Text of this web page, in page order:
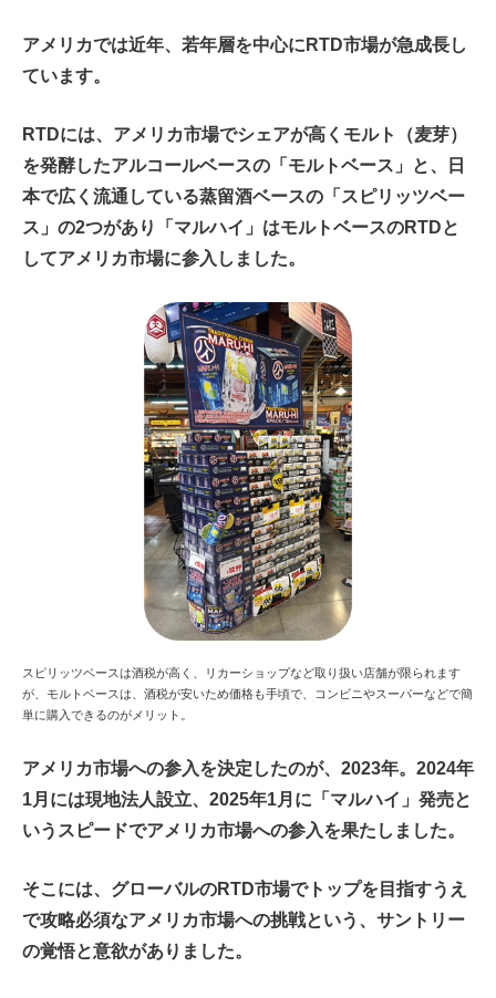
アメリカでは近年、若年層を中心にRTD市場が急成長し
ています。
RTDには、アメリカ市場でシェアが高くモルト（麦芽）
を発酵したアルコールベースの「モルトベース」と、日
本で広く流通している蒸留酒ベースの「スピリッツベー
ス」の2つがあり「マルハイ」はモルトベースのRTDと
してアメリカ市場に参入しました。
スピリッツベースは酒税が高く、リカーショップなど取り扱い店舗が限られます
が、モルトベースは、酒税が安いため価格も手頃で、コンビニやスーパーなどで簡
単に購入できるのがメリット。
アメリカ市場への参入を決定したのが、2023年。2024年
1月には現地法人設立、2025年1月に「マルハイ」発売と
いうスピードでアメリカ市場への参入を果たしました。
そこには、グローバルのRTD市場でトップを目指すうえ
で攻略必須なアメリカ市場への挑戦という、サントリー
の覚悟と意欲がありました。